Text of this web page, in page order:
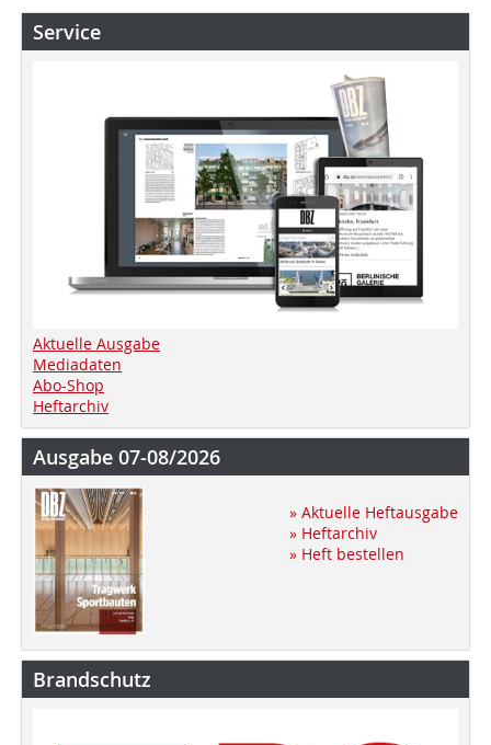
Service
Aktuelle Ausgabe
Mediadaten
Abo-Shop
Heftarchiv
Ausgabe 07-08/2026
» Aktuelle Heftausgabe
» Heftarchiv
» Heft bestellen
Brandschutz